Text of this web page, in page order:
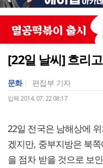
[22일 날씨] 흐리
문화 편집부 기자
입력 2014. 07. 22 08:17
22일 전국은 남해상에
겠지만, 중부지방은 북
을 점차 받을 것으로 보